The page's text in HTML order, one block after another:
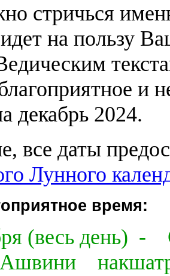
стричься
на пользу
и
декабрь 2024.
все даты
Лунного
время:
(весь